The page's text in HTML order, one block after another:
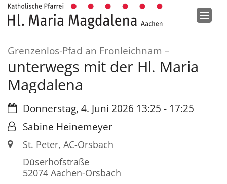
Zum Inhalt springen
Grenzenlos-Pfad an Fronleichnam –
unterwegs mit der Hl. Maria
Magdalena
Datum:Donnerstag, 4. Juni 2026 13:25 - 17:25
Von:Sabine Heinemeyer
Ort: St. Peter, AC-Orsbach
Düserhofstraße
52074 Aachen-Orsbach